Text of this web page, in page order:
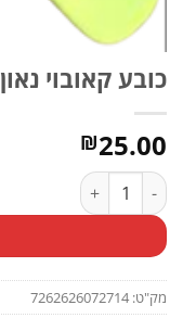
כובע קאובוי נאון
₪25.00
כמות של כובע קאובוי נאון
מק"ט:7262626072714